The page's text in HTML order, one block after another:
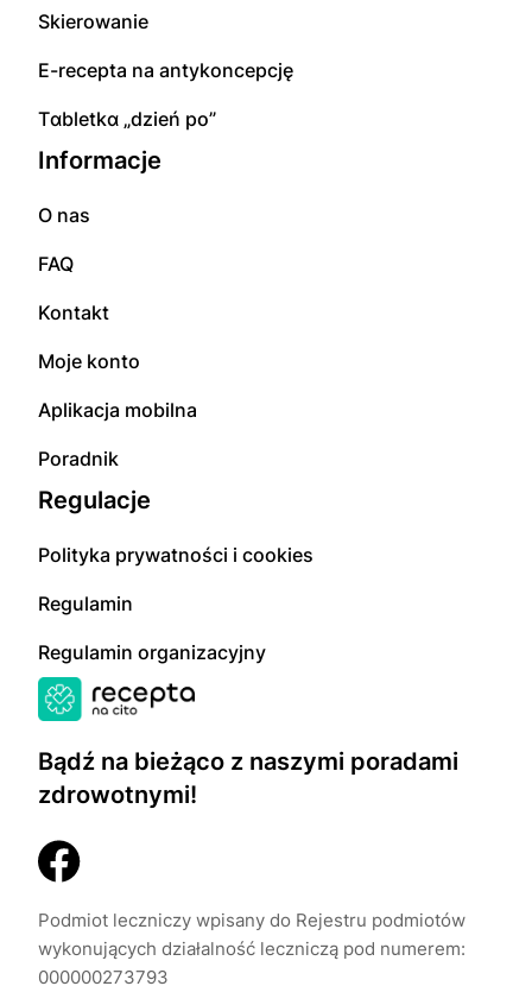
Bądź na bieżąco z naszymi poradami
zdrowotnymi!
Podmiot leczniczy wpisany do Rejestru podmiotów
wykonujących działalność leczniczą pod numerem:
000000273793
Skierowanie
E-rесерta na аntуkоnсерсję
Tɑbletkɑ „dzień po”
Informacje
O nas
FAQ
Kontakt
Moje konto
Aplikacja mobilna
Poradnik
Regulacje
Polityka prywatności i cookies
Regulamin
Regulamin organizacyjny